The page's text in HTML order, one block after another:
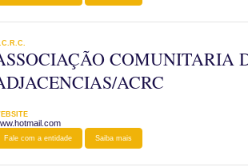
COMUNITARIA
ACRC
Fale com a entidade Saiba mais